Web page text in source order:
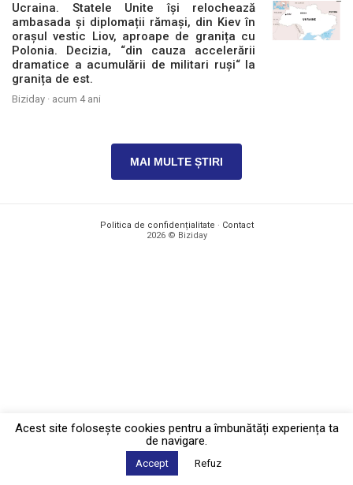
Ucraina. Statele Unite își relochează
ambasada și diplomații rămași, din Kiev în
orașul vestic Liov, aproape de granița cu
Polonia. Decizia, “din cauza accelerării
dramatice a acumulării de militari ruși“ la
granița de est.
Biziday · acum 4 ani
MAI MULTE ȘTIRI
Politica de confidențialitate · Contact
2026 © Biziday
Acest site foloseşte cookies pentru a îmbunătăți experiența ta
de navigare.
Accept Refuz